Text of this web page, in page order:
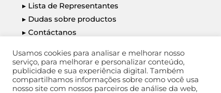
▸ Lista de Representantes
▸ Dudas sobre productos
▸ Contáctanos
Usamos cookies para analisar e melhorar nosso
serviço, para melhorar e personalizar conteúdo,
publicidade e sua experiência digital. Também
compartilhamos informações sobre como você usa
nosso site com nossos parceiros de análise da web,